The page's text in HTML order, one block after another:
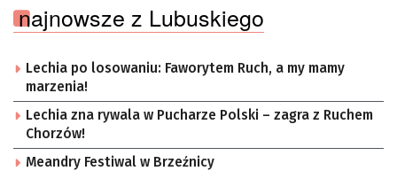
najnowsze z Lubuskiego
Lechia po losowaniu: Faworytem Ruch, a my mamy
marzenia!
Lechia zna rywala w Pucharze Polski – zagra z Ruchem
Chorzów!
Meandry Festiwal w Brzeźnicy